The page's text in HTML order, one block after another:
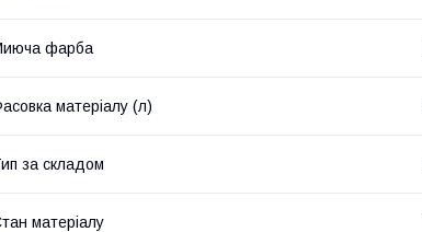
фарба
матеріалу (л)
за складом
матеріалу